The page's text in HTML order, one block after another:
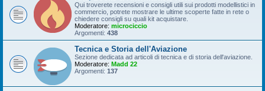
Qui troverete recensioni e consigli utili sui prodotti modellistici in
commercio, potrete mostrare le ultime scoperte fatte in rete o
chiedere consigli su quali kit acquistare.
Moderatore: microciccio
Argomenti: 438
Tecnica e Storia dell'Aviazione
Sezione dedicata ad articoli di tecnica e di storia dell'aviazione.
Moderatore: Madd 22
Argomenti: 137